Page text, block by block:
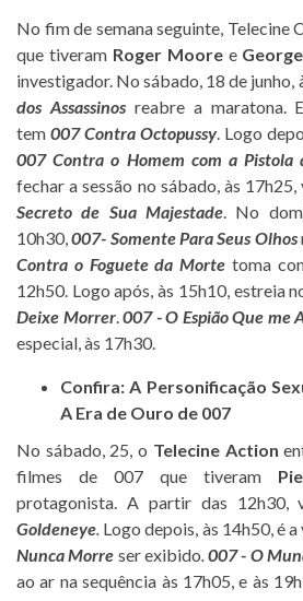
No fim de semana seguinte, Telecine
que tiveram Roger Mooree
investigador. No sábado, 18 de junho,
dos Assassinosreabre a maratona.
tem 007 Contra Octopussy. Logo
007 Contra o Homem com a Pistola
fechar a sessão no sábado, às 17h25,
Secreto de Sua Majestade. No
10h30,007- Somente Para Seus Olhos
Contra o Foguete da Mortetoma
12h50. Logo após, às 15h10, estreia
Deixe Morrer.007 - O Espião Que me
especial, às 17h30.
Confira: A Personificação
A Era de Ouro de 007
No sábado, 25, o Telecine Action
filmes de 007 que tiveram
protagonista. A partir das
Goldeneye. Logo depois, às 14h50, é a
Nunca Morre ser exibido.007 - O
ao ar na sequência às 17h05, e às